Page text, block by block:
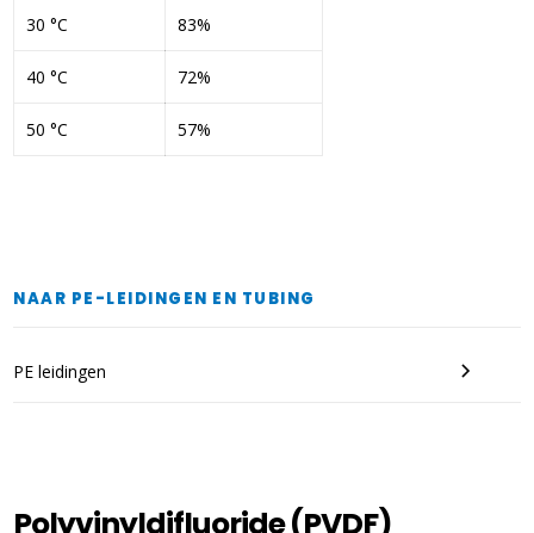
30 °C 83%
40 °C 72%
50 °C 57%
NAAR PE-LEIDINGEN EN TUBING
PE leidingen
Polyvinyldifluoride (PVDF)